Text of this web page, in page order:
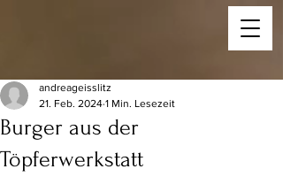
Burger aus der
Töpferwerkstatt
andreageisslitz
21. Feb. 2024 1 Min. Lesezeit